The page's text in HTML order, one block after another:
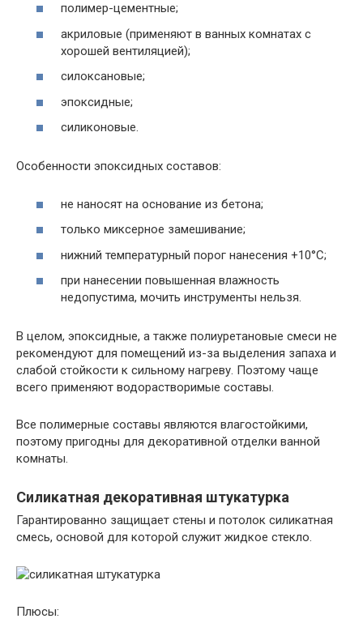
полимер-цементные;
акриловые (применяют в ванных комнатах с
хорошей вентиляцией);
силоксановые;
эпоксидные;
силиконовые.
Особенности эпоксидных составов:
не наносят на основание из бетона;
только миксерное замешивание;
нижний температурный порог нанесения +10°С;
при нанесении повышенная влажность
недопустима, мочить инструменты нельзя.
В целом, эпоксидные, а также полиуретановые смеси не
рекомендуют для помещений из-за выделения запаха и
слабой стойкости к сильному нагреву. Поэтому чаще
всего применяют водорастворимые составы.
Все полимерные составы являются влагостойкими,
поэтому пригодны для декоративной отделки ванной
комнаты.
Силикатная декоративная штукатурка
Гарантированно защищает стены и потолок силикатная
смесь, основой для которой служит жидкое стекло.
Плюсы: